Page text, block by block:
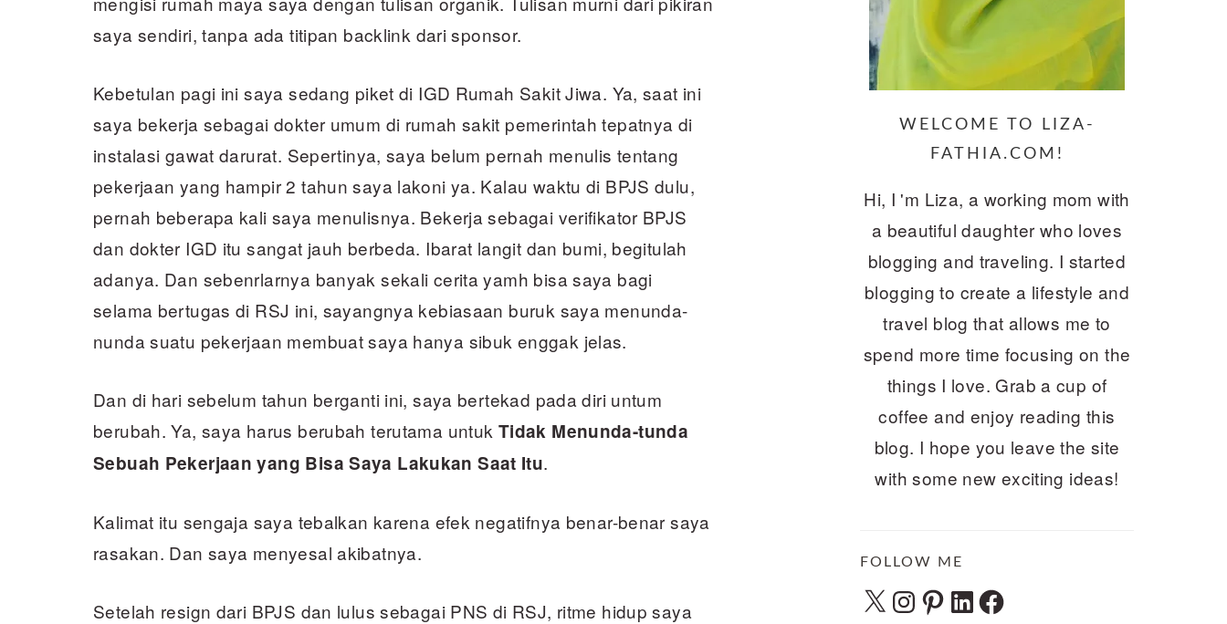
saya sendiri, tanpa ada titipan backlink dari sponsor.
Kebetulan pagi ini saya sedang piket di IGD Rumah Sakit Jiwa. Ya, saat ini
saya bekerja sebagai dokter umum di rumah sakit pemerintah tepatnya di
instalasi gawat darurat. Sepertinya, saya belum pernah menulis tentang
pekerjaan yang hampir 2 tahun saya lakoni ya. Kalau waktu di BPJS dulu,
pernah beberapa kali saya menulisnya. Bekerja sebagai verifikator BPJS
dan dokter IGD itu sangat jauh berbeda. Ibarat langit dan bumi, begitulah
adanya. Dan sebenrlarnya banyak sekali cerita yamh bisa saya bagi
selama bertugas di RSJ ini, sayangnya kebiasaan buruk saya menunda-
nunda suatu pekerjaan membuat saya hanya sibuk enggak jelas.
Dan di hari sebelum tahun berganti ini, saya bertekad pada diri untum
berubah. Ya, saya harus berubah terutama untuk Tidak Menunda-tunda
Sebuah Pekerjaan yang Bisa Saya Lakukan Saat Itu.
Kalimat itu sengaja saya tebalkan karena efek negatifnya benar-benar saya
rasakan. Dan saya menyesal akibatnya.
Setelah resign dari BPJS dan lulus sebagai PNS di RSJ, ritme hidup saya
WELCOME TO LIZA-
FATHIA.COM!
Hi, I 'm Liza, a working mom with
a beautiful daughter who loves
blogging and traveling. I started
blogging to create a lifestyle and
travel blog that allows me to
spend more time focusing on the
things I love. Grab a cup of
coffee and enjoy reading this
blog. I hope you leave the site
with some new exciting ideas!
FOLLOW ME
X Instagram
Pinterest
LinkedInFacebook